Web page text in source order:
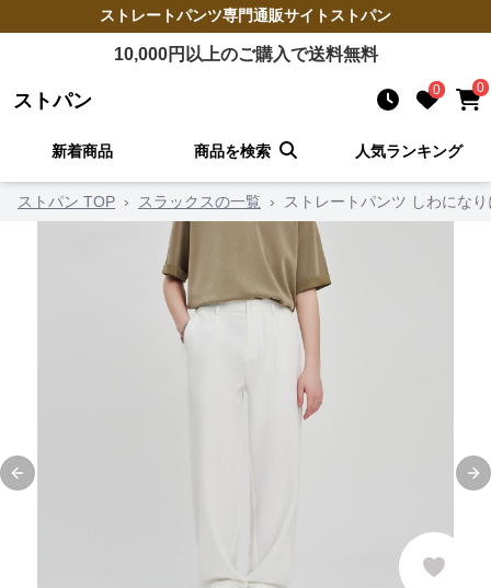
ストレートパンツ専門通販サイト ストパン
10,000円以上のご購入で送料無料
ストパン 0 0
新着商品 商品を検索 人気ランキング
ストパン TOP › スラックスの一覧 › ストレートパンツ しわにな
Previous slide